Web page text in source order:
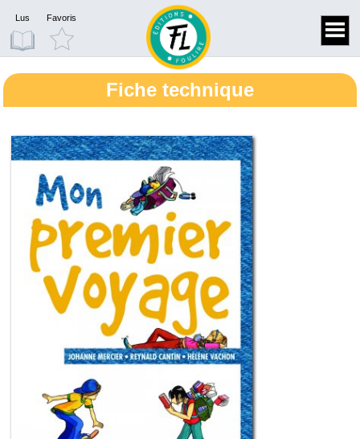
Lus Favoris
Fiche technique